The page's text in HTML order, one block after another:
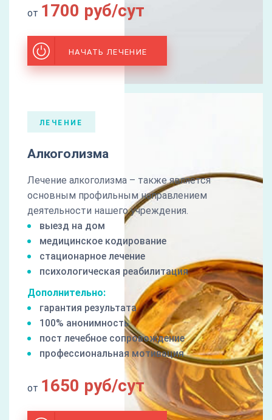
от 1700 руб/сут
НАЧАТЬ ЛЕЧЕНИЕ
ЛЕЧЕНИЕ
Алкоголизма
Лечение алкоголизма – также является
основным профильным направлением
деятельности нашего учреждения.
выезд на дом
медицинское кодирование
стационарное лечение
психологическая реабилитация
Дополнительно:
гарантия результата
100% анонимность
пост лечебное сопровождение
профессиональная мотивация
от 1650 руб/сут